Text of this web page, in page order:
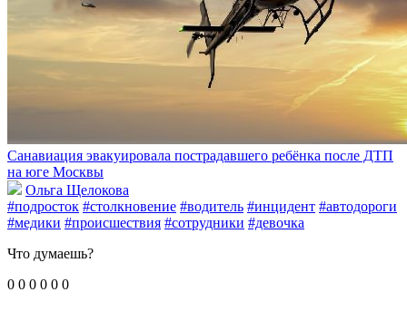
Санавиация эвакуировала пострадавшего ребёнка после ДТП
на юге Москвы
Ольга Щелокова
#подросток #столкновение #водитель #инцидент #автодороги
#медики #происшествия #сотрудники #девочка
Что думаешь?
0 0 0 0 0 0